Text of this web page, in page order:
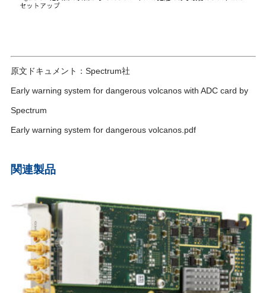
原文ドキュメント：Spectrum社
Early warning system for dangerous volcanos with ADC card by
Spectrum
Early warning system for dangerous volcanos.pdf
関連製品